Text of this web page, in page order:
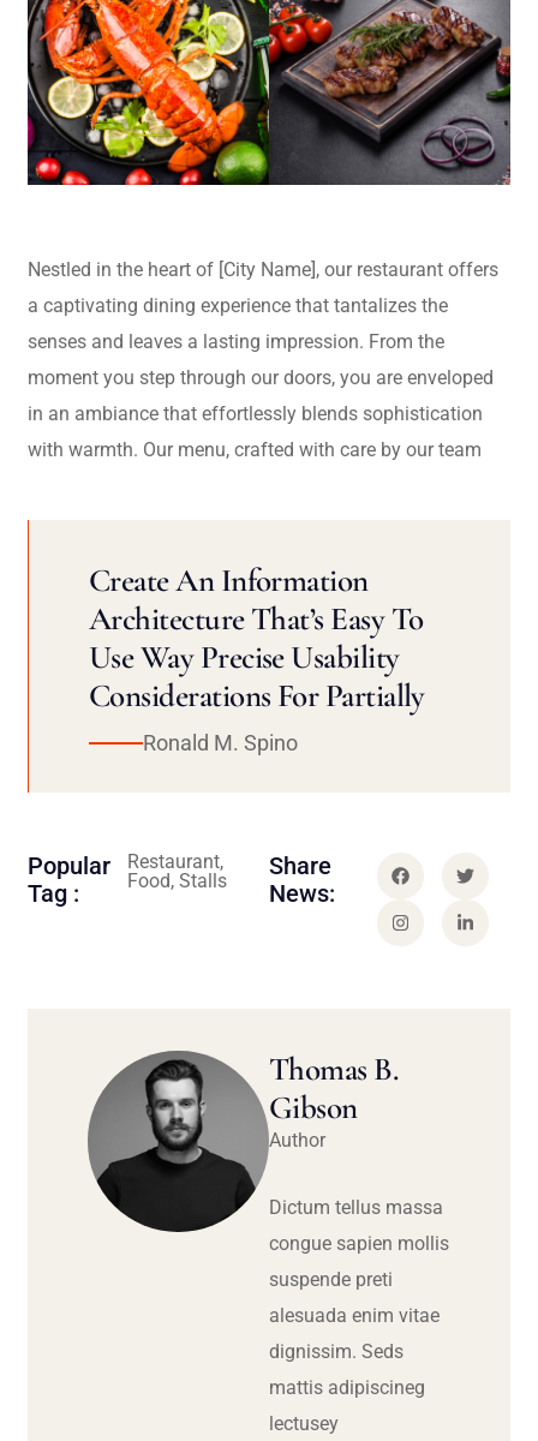
Nestled in the heart of [City Name], our restaurant offers
a captivating dining experience that tantalizes the
senses and leaves a lasting impression. From the
moment you step through our doors, you are enveloped
in an ambiance that effortlessly blends sophistication
with warmth. Our menu, crafted with care by our team
Create An Information
Architecture That’s Easy To
Use Way Precise Usability
Considerations For Partially
Ronald M. Spino
Popular
Tag :
Restaurant,
Food, Stalls
Share
News:
Thomas B.
Gibson
Author
Dictum tellus massa
congue sapien mollis
suspende preti
alesuada enim vitae
dignissim. Seds
mattis adipiscineg
lectusey